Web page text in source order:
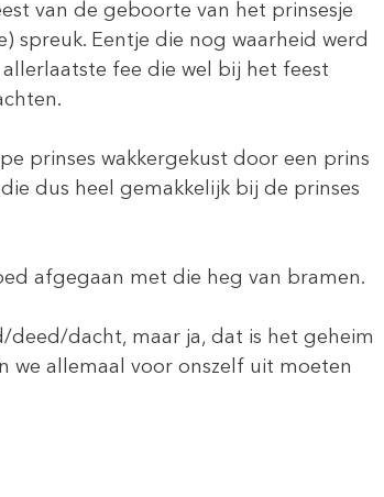
van de geboorte van het prinsesje
spreuk. Eentje die nog waarheid werd
fee die wel bij het feest
prinses wakkergekust door een prins
dus heel gemakkelijk bij de prinses
afgegaan met die heg van bramen.
deed/dacht, maar ja, dat is het geheim
we allemaal voor onszelf uit moeten